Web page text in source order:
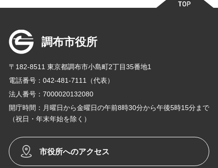
調布市役所
〒182-8511 東京都調布市小島町2丁目35番地1
電話番号：042-481-7111（代表）
法人番号：7000020132080
開庁時間：月曜日から金曜日の午前8時30分から午後5時15分まで
（祝日・年末年始を除く）
市役所へのアクセス